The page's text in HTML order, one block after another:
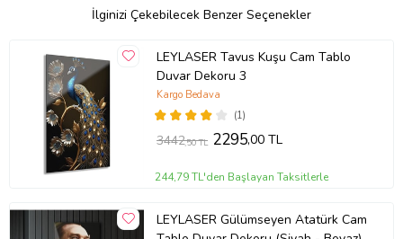
ile arka yüzey kapatılır.
Tasarımlar ön yüzeyden camın parlaklığı ile görülür.
Bu ilan ile yayınlanmıştır.
Ürün Kodu:kcm5066607
İlginizi Çekebilecek Benzer Seçenekler
LEYLASER Tavus Kuşu Cam Tablo
Duvar Dekoru 3
(1)
Kargo Bedava
3442,50 TL 2295,00 TL
244,79 TL'den Başlayan Taksitlerle
LEYLASER Gülümseyen Atatürk Cam